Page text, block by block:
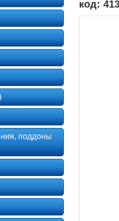
код:
поддоны